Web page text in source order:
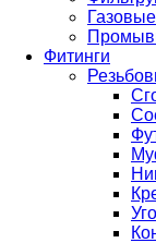
Газовые
Фитинги